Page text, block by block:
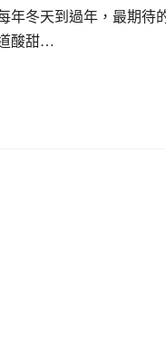
年冬天到過年，最期待
酸甜…